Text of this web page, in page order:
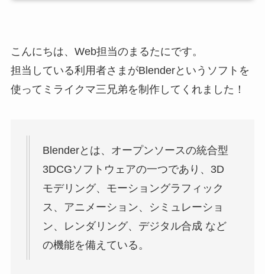
こんにちは、Web担当のまるたにです。
担当している利用者さまがBlenderというソフトを
使ってミライクマ三兄弟を制作してくれました！
Blenderとは、オープンソースの統合型
3DCGソフトウェアの一つであり、3D
モデリング、モーショングラフィック
ス、アニメーション、シミュレーショ
ン、レンダリング、デジタル合成 など
の機能を備えている。